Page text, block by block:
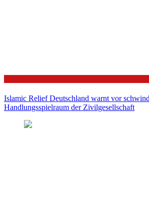
Islamic Relief Deutschland warnt vor
Handlungsspielraum der Zivilgesellschaft